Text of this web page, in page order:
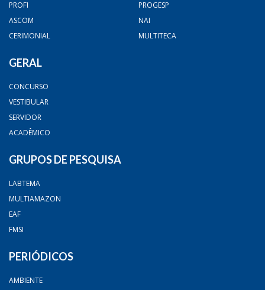
PROFI
PROGESP
ASCOM
NAI
CERIMONIAL
MULTITECA
GERAL
CONCURSO
VESTIBULAR
SERVIDOR
ACADÊMICO
GRUPOS DE PESQUISA
LABTEMA
MULTIAMAZON
EAF
FMSI
PERIÓDICOS
AMBIENTE